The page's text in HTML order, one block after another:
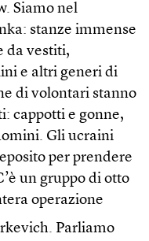
Siamo nel
stanze immense
da vestiti,
e altri generi di
di volontari stanno
cappotti e gonne,
Gli ucraini
per prendere
un gruppo di otto
operazione
Parliamo